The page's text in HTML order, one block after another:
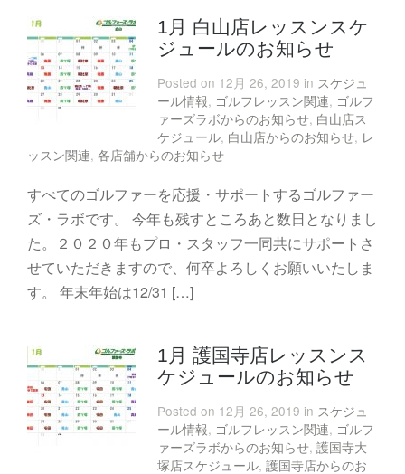
1月 白山店レッスンスケ
ジュールのお知らせ
Posted on 12月 26, 2019 in スケジュ
ール情報, ゴルフレッスン関連, ゴルフ
ァーズラボからのお知らせ, 白山店ス
ケジュール, 白山店からのお知らせ, レ
ッスン関連, 各店舗からのお知らせ
すべてのゴルファーを応援・サポートするゴルファー
ズ・ラボです。 今年も残すところあと数日となりまし
た。２０２０年もプロ・スタッフ一同共にサポートさ
せていただきますので、何卒よろしくお願いいたしま
す。 年末年始は12/31 […]
1月 護国寺店レッスンス
ケジュールのお知らせ
Posted on 12月 26, 2019 in スケジュ
ール情報, ゴルフレッスン関連, ゴルフ
ァーズラボからのお知らせ, 護国寺大
塚店スケジュール, 護国寺店からのお